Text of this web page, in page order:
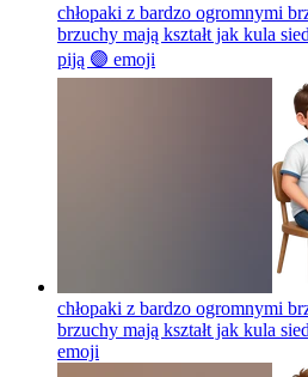
chłopaki z bardzo ogromnymi
brzuchy mają kształt jak kula
piją 🟣 emoji
chłopaki z bardzo ogromnymi
brzuchy mają kształt jak kula
emoji